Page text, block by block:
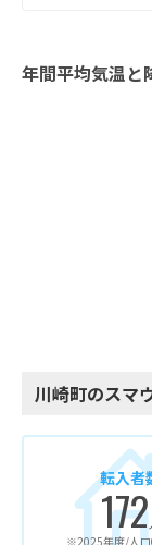
年間平均気温と
川崎町のスマ
転入者
172
※2025年度/人